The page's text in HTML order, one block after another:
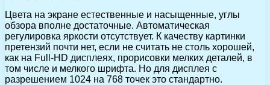
Цвета на экране естественные и насыщенные, углы
обзора вполне достаточные. Автоматическая
регулировка яркости отсутствует. К качеству картинки
претензий почти нет, если не считать не столь хорошей,
как на Full-HD дисплеях, прорисовки мелких деталей, в
том числе и мелкого шрифта. Но для дисплея с
разрешением 1024 на 768 точек это стандартно.